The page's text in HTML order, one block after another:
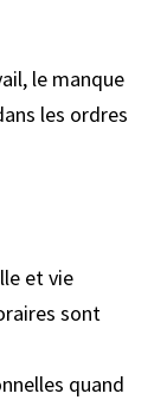
le manque
les ordres
et vie
sont
quand